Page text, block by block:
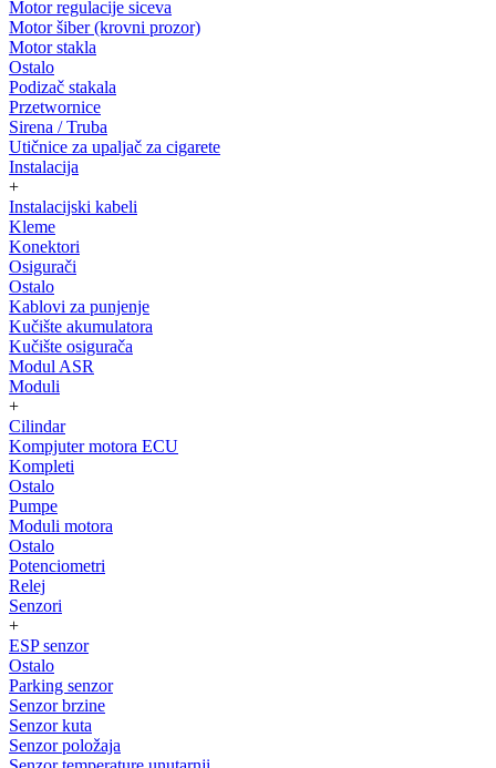
Motor regulacije siceva
Motor šiber (krovni prozor)
Motor stakla
Ostalo
Podizač stakala
Przetwornice
Sirena / Truba
Utičnice za upaljač za cigarete
Instalacija
+
Instalacijski kabeli
Kleme
Konektori
Osigurači
Ostalo
Kablovi za punjenje
Kučište akumulatora
Kučište osigurača
Modul ASR
Moduli
+
Cilindar
Kompjuter motora ECU
Kompleti
Ostalo
Pumpe
Moduli motora
Ostalo
Potenciometri
Relej
Senzori
+
ESP senzor
Ostalo
Parking senzor
Senzor brzine
Senzor kuta
Senzor položaja